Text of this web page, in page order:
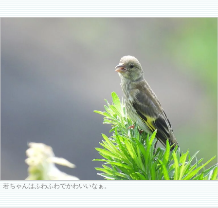
若ちゃんはふわふわでかわいいなぁ。